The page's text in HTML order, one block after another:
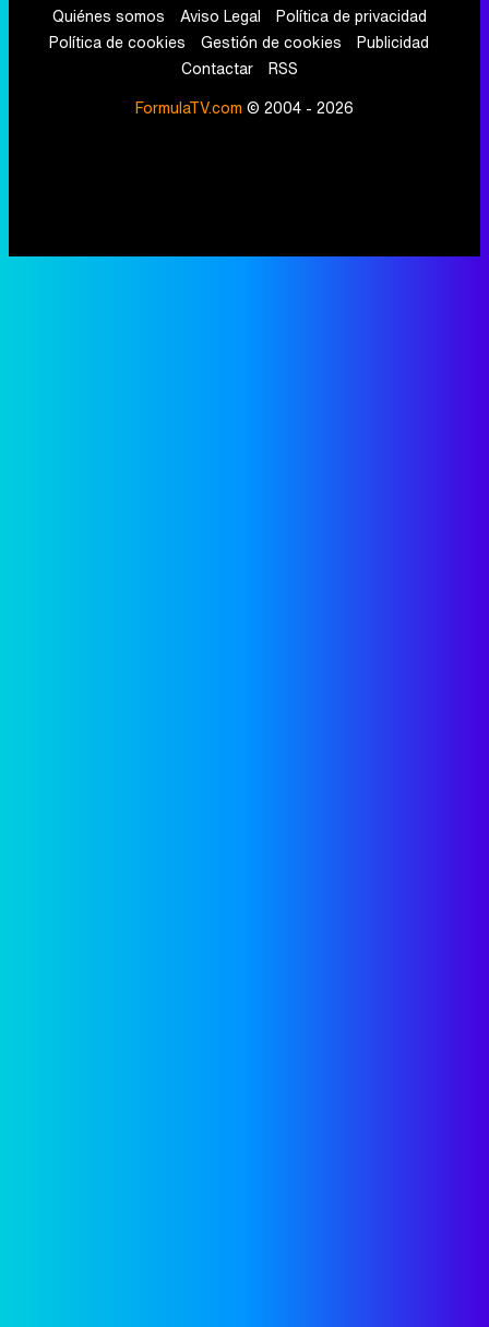
Quiénes somos Aviso Legal
Política de privacidad
Política de cookies
Gestión de cookies
Publicidad
Contactar
RSS
FormulaTV.com © 2004 - 2026